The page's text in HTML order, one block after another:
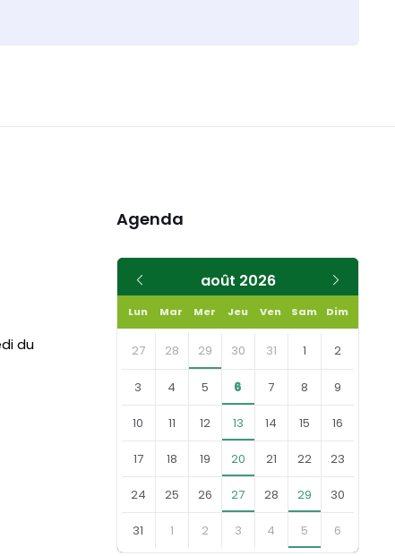
du
Agenda
août 2026
précédent
suivant
Lun Mar Mer Jeu Ven Sam Dim
Skip
calendar
27 28 29 30 31 1 2
3 4 5 6 7 8 9
10 11 12 13 14 15 16
17 18 19 20 21 22 23
24 25 26 27 28 29 30
31 1 2 3 4 5 6